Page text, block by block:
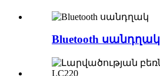
Bluetooth սանդղակ